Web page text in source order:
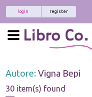
register
login
Autore:Vigna Bepi
30 item(s) found